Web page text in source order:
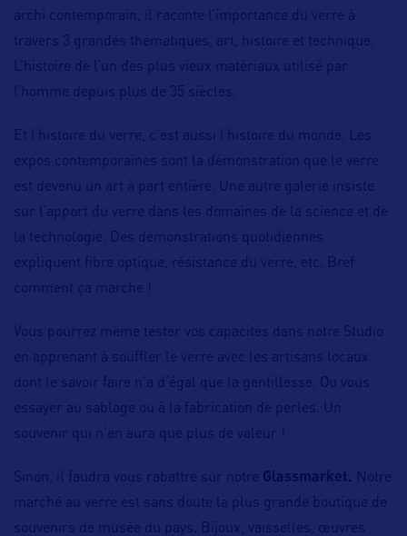
archi contemporain, il raconte l’importance du verre à
travers 3 grandes thématiques, art, histoire et technique.
L’histoire de l’un des plus vieux matériaux utilisé par
l’homme depuis plus de 35 siècles.
Et l’histoire du verre, c’est aussi l’histoire du monde. Les
expos contemporaines sont la démonstration que le verre
est devenu un art à part entière. Une autre galerie insiste
sur l’apport du verre dans les domaines de la science et de
la technologie. Des démonstrations quotidiennes
expliquent fibre optique, résistance du verre, etc. Bref
comment ça marche !
Vous pourrez même tester vos capacités dans notre Studio
en apprenant à souffler le verre avec les artisans locaux
dont le savoir faire n’a d’égal que la gentillesse. Ou vous
essayer au sablage ou à la fabrication de perles. Un
souvenir qui n’en aura que plus de valeur !
Sinon, il faudra vous rabattre sur notre Glassmarket. Notre
marché au verre est sans doute la plus grande boutique de
souvenirs de musée du pays. Bijoux, vaisselles, œuvres